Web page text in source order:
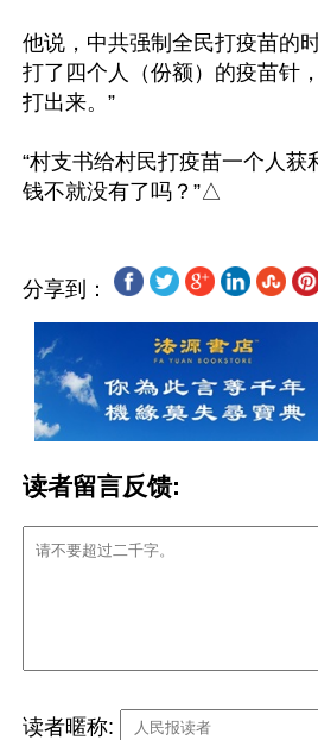
他说，中共强制全民打疫苗的
打了四个人（份额）的疫苗针
打出来。”
“村支书给村民打疫苗一个人获
分享到：
读者留言反馈:
读者暱称: